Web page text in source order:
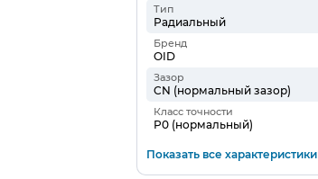
Тип
Радиальный
Бренд
OID
Зазор
CN (нормальный зазор)
Класс точности
P0 (нормальный)
Показать все характеристики